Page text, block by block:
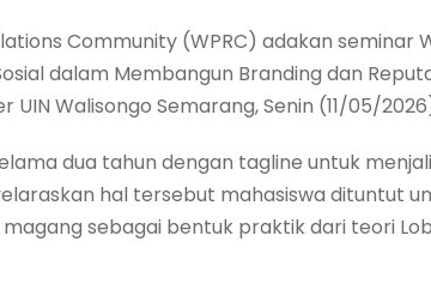
Community (WPRC) adakan seminar
dalam Membangun Branding dan
Walisongo Semarang, Senin (11/05/
dua tahun dengan tagline untuk
hal tersebut mahasiswa dituntut
sebagai bentuk praktik dari teori